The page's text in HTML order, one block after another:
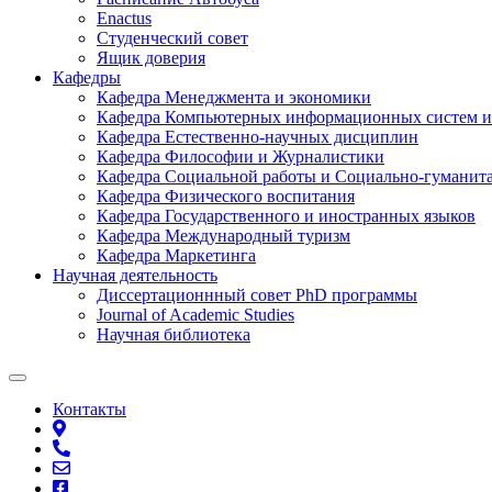
Enactus
Студенческий совет
Ящик доверия
Кафедры
Кафедра Менеджмента и экономики
Кафедра Компьютерных информационных систем и
Кафедра Естественно-научных дисциплин
Кафедра Философии и Журналистики
Кафедра Социальной работы и Социально-
Кафедра Физического воспитания
Кафедра Государственного и иностранных языков
Кафедра Международный туризм
Кафедра Маркетинга
Научная деятельность
Диссертационнный совет PhD программы
Journal of Academic Studies
Научная библиотека
Контакты